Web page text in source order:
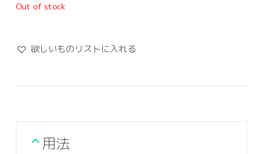
Out of stock
欲しいものリストに入れる
用法